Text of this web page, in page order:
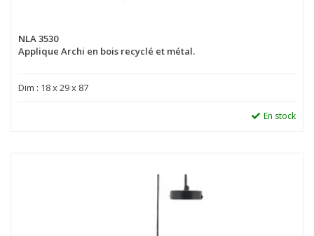
NLA 3530
Applique Archi en bois recyclé et métal.
Dim : 18 x 29 x 87
En stock